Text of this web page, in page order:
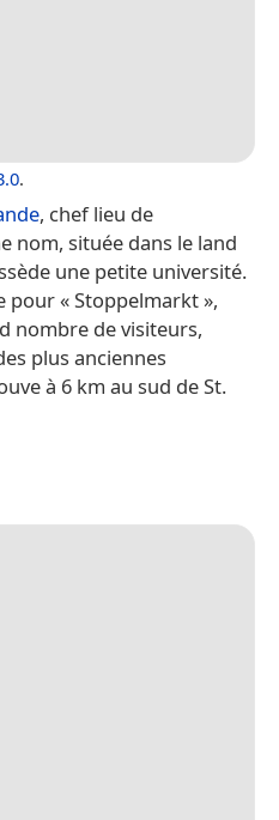
.
, chef lieu de
nom, située dans le land
une petite université.
pour « Stoppelmarkt »,
nombre de visiteurs,
plus anciennes
à 6 km au sud de St.